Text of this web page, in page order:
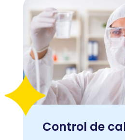
Control de